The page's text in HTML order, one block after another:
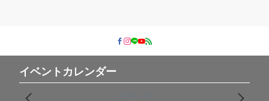
イベントカレンダー